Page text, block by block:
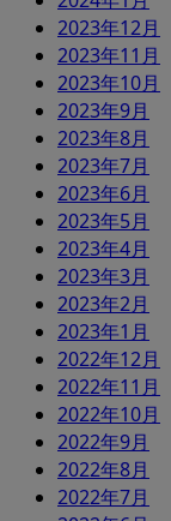
2023年12月
2023年11月
2023年10月
2023年9月
2023年8月
2023年7月
2023年6月
2023年5月
2023年4月
2023年3月
2023年2月
2023年1月
2022年12月
2022年11月
2022年10月
2022年9月
2022年8月
2022年7月